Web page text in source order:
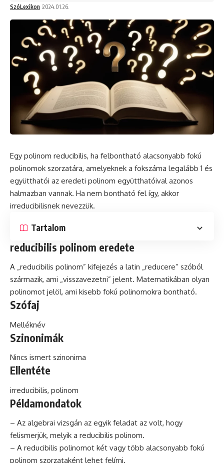
SzóLexikon 2024.01.26.
Egy polinom reducibilis, ha felbontható alacsonyabb fokú
polinomok szorzatára, amelyeknek a fokszáma legalább 1 és
együtthatói az eredeti polinom együtthatóival azonos
halmazban vannak. Ha nem bontható fel így, akkor
irreducibilisnek nevezzük.
Tartalom
reducibilis polinom eredete
A „reducibilis polinom” kifejezés a latin „reducere” szóból
származik, ami „visszavezetni” jelent. Matematikában olyan
polinomot jelöl, ami kisebb fokú polinomokra bontható.
Szófaj
Melléknév
Szinonimák
Nincs ismert szinonima
Ellentéte
irreducibilis, polinom
Példamondatok
– Az algebrai vizsgán az egyik feladat az volt, hogy
felismerjük, melyik a reducibilis polinom.
– A reducibilis polinomot két vagy több alacsonyabb fokú
polinom szorzataként lehet felírni.